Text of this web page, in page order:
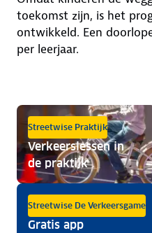
toekomst zijn, is het
ontwikkeld. Een
per leerjaar.
Streetwise Praktijk
Verkeerslessen in
de praktijk
Streetwise De Verkeersgame
Gratis app